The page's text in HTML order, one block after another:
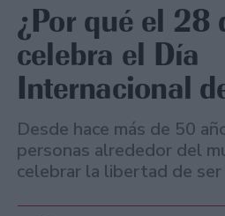
¿Por qué el 28
celebra el Día
Internacional
Desde hace más de 50
personas alrededor del
celebrar la libertad de ser